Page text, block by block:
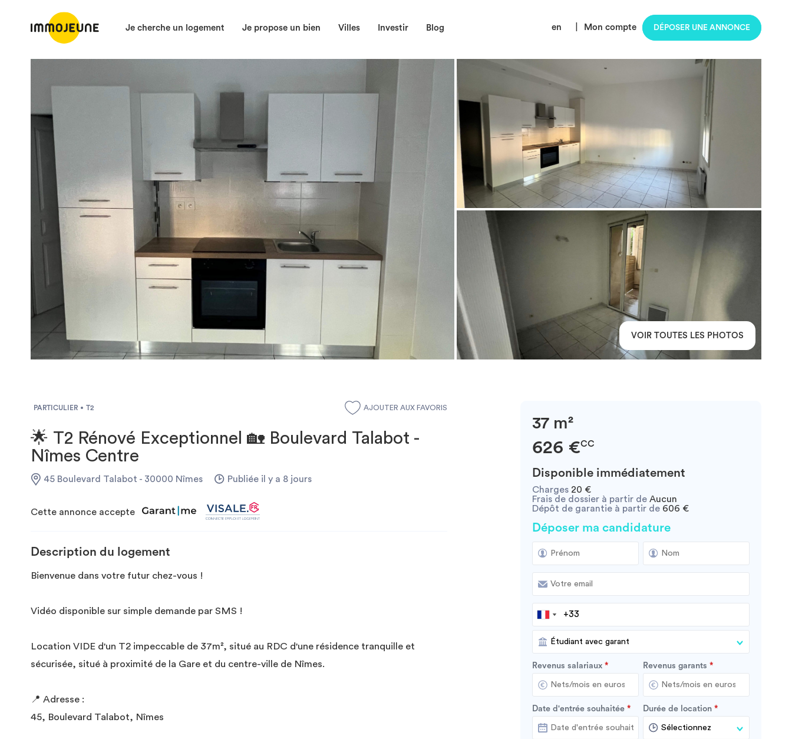
Je cherche un logement Je propose un bien Villes Investir Blog en Mon compte DÉPOSER UNE ANNONCE
VOIR TOUTES LES PHOTOS
PARTICULIER T2 AJOUTER AUX FAVORIS
🌟 T2 Rénové Exceptionnel 🏡 Boulevard Talabot -
Nîmes Centre
45 Boulevard Talabot - 30000 Nîmes Publiée il y a 8 jours
Cette annonce accepte
Description du logement
Bienvenue dans votre futur chez-vous !
Vidéo disponible sur simple demande par SMS !
Location VIDE d'un T2 impeccable de 37m², situé au RDC d'une résidence tranquille et
sécurisée, situé à proximité de la Gare et du centre-ville de Nîmes.
📍 Adresse :
45, Boulevard Talabot, Nîmes
37 m²
626 €CC
Disponible immédiatement
Charges 20 €
Frais de dossier à partir de Aucun
Dépôt de garantie à partir de 606 €
Déposer ma candidature
Revenus salariaux Revenus garants
Date d'entrée souhaitée Durée de location